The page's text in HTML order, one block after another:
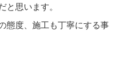
と思います。
態度、施工も丁寧にする事